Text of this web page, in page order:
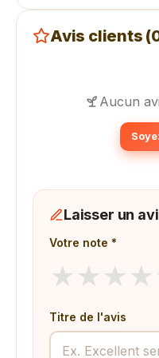
Avis clients
Aucun
Laisser un
Votre note *
★ ★ ★ ★
Titre de l'avis